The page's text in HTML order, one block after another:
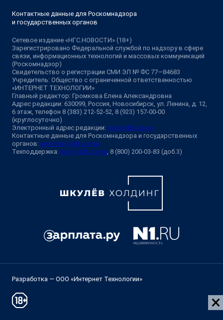
Контактные данные для Роскомнадзора
и государственных органов
Сетевое издание «НГС.НОВОСТИ» (18+)
Зарегистрировано Федеральной службой по надзору в сфере
связи, информационных технологий и массовых коммуникаций
(Роскомнадзор)
Свидетельство о регистрации СМИ ЭЛ № ФС 77—84683
Учредитель: Общество с ограниченной ответственностью
«ИНТЕРНЕТ ТЕХНОЛОГИИ»
Главный редактор: Громкова Елена Александровна
Адрес редакции: 630099, Россия, Новосибирск, ул. Ленина, д. 12,
6 этаж, телефон 8 (383) 212-52-52, 8 (923) 157-00-00
(круглосуточно)
Электронный адрес редакции: ngs@shkulev.ru
Контактные данные для Роскомнадзора и государственных
органов: juristnsk@shkulev.ru
Техподдержка: help@shkulev.ru , 8 (800) 200-03-83 (доб.3)
Разработка — ООО «Интернет Технологии»